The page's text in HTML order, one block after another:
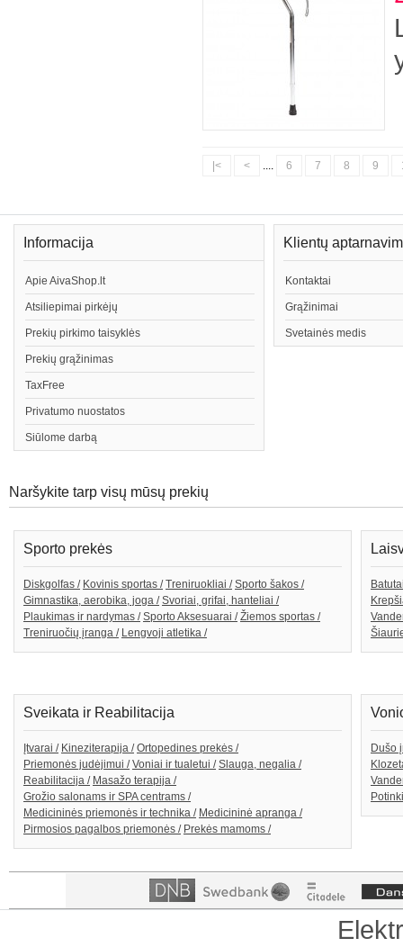
|< < .... 6 7 8 9
Informacija
Apie AivaShop.lt
Atsiliepimai pirkėjų
Prekių pirkimo taisyklės
Prekių grąžinimas
TaxFree
Privatumo nuostatos
Siūlome darbą
Klientų
Kontaktai
Grąžinimai
Svetainės medis
Naršykite tarp visų mūsų prekių
Sporto prekės
Diskgolfas / Kovinis sportas / Treniruokliai / Sporto šakos /
Gimnastika, aerobika, joga / Svoriai, grifai, hanteliai /
Plaukimas ir nardymas / Sporto Aksesuarai / Žiemos sportas /
Treniruočių įranga / Lengvoji atletika /
Sveikata ir Reabilitacija
Įtvarai / Kineziterapija / Ortopedines prekės /
Priemonės judėjimui / Voniai ir tualetui / Slauga, negalia /
Reabilitacija / Masažo terapija /
Grožio salonams ir SPA centrams /
Medicininės priemonės ir technika / Medicininė apranga /
Pirmosios pagalbos priemonės / Prekės mamoms /
Dušo